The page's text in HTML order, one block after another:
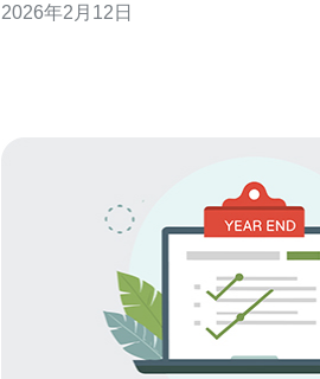
析服务器的关键因素和购买注意事项。 选择合适的香港站
2026年2月12日